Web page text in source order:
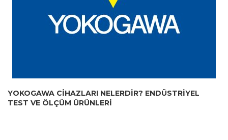
YOKOGAWA CIHAZLARI NELERDIR? ENDÜSTRIYEL
TEST VE ÖLÇÜM ÜRÜNLERI